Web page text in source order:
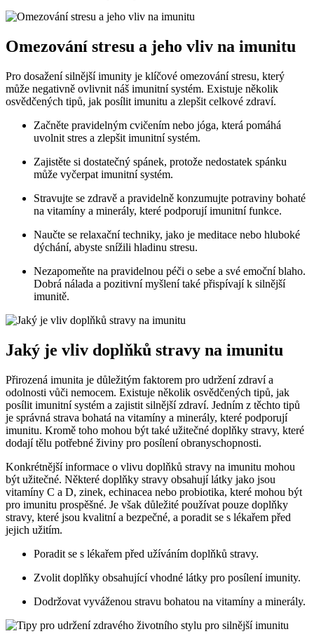
Omezování stresu a jeho vliv na imunitu
Pro dosažení silnější imunity je klíčové omezování stresu, který
může negativně ovlivnit náš imunitní systém. Existuje několik
osvědčených tipů, jak posílit imunitu a zlepšit celkové zdraví.
Začněte pravidelným cvičením nebo jóga, která pomáhá
uvolnit stres a zlepšit imunitní systém.
Zajistěte si dostatečný spánek, protože nedostatek spánku
může vyčerpat imunitní systém.
Stravujte se zdravě a pravidelně konzumujte potraviny bohaté
na vitamíny a minerály, které podporují imunitní funkce.
Naučte se relaxační techniky, jako je meditace nebo hluboké
dýchání, abyste snížili hladinu stresu.
Nezapomeňte na pravidelnou péči o sebe a své emoční blaho.
Dobrá nálada a pozitivní myšlení také přispívají k silnější
imunitě.
Jaký je vliv doplňků stravy na imunitu
Přirozená imunita je důležitým faktorem pro udržení zdraví a
odolnosti vůči nemocem. Existuje několik osvědčených tipů, jak
posílit imunitní systém a zajistit silnější zdraví. Jedním z těchto tipů
je správná strava bohatá na vitamíny a minerály, které podporují
imunitu. Kromě toho mohou být také užitečné doplňky stravy, které
dodají tělu potřebné živiny pro posílení obranyschopnosti.
Konkrétnější informace o vlivu doplňků stravy na imunitu mohou
být užitečné. Některé doplňky stravy obsahují látky jako jsou
vitamíny C a D, zinek, echinacea nebo probiotika, které mohou být
pro imunitu prospěšné. Je však důležité používat pouze doplňky
stravy, které jsou kvalitní a bezpečné, a poradit se s lékařem před
jejich užitím.
Poradit se s lékařem před užíváním doplňků stravy.
Zvolit doplňky obsahující vhodné látky pro posílení imunity.
Dodržovat vyváženou stravu bohatou na vitamíny a minerály.